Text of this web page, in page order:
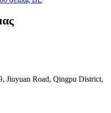
Jiuyuan Road, Qingpu District,